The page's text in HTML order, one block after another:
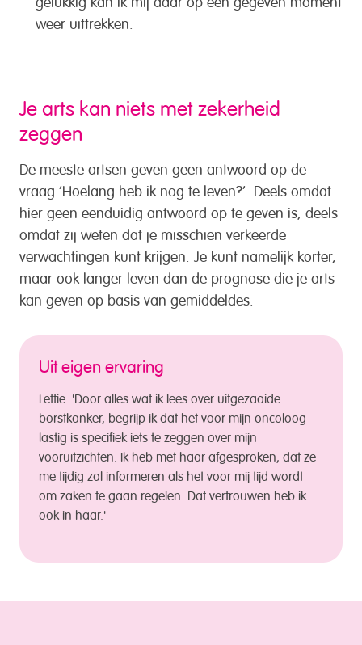
weer uittrekken.
Je arts kan niets met zekerheid
zeggen
De meeste artsen geven geen antwoord op de
vraag ‘Hoelang heb ik nog te leven?’. Deels omdat
hier geen eenduidig antwoord op te geven is, deels
omdat zij weten dat je misschien verkeerde
verwachtingen kunt krijgen. Je kunt namelijk korter,
maar ook langer leven dan de prognose die je arts
kan geven op basis van gemiddeldes.
Uit eigen ervaring
Lettie: 'Door alles wat ik lees over uitgezaaide
borstkanker, begrijp ik dat het voor mijn oncoloog
lastig is specifiek iets te zeggen over mijn
vooruitzichten. Ik heb met haar afgesproken, dat ze
me tijdig zal informeren als het voor mij tijd wordt
om zaken te gaan regelen. Dat vertrouwen heb ik
ook in haar.'